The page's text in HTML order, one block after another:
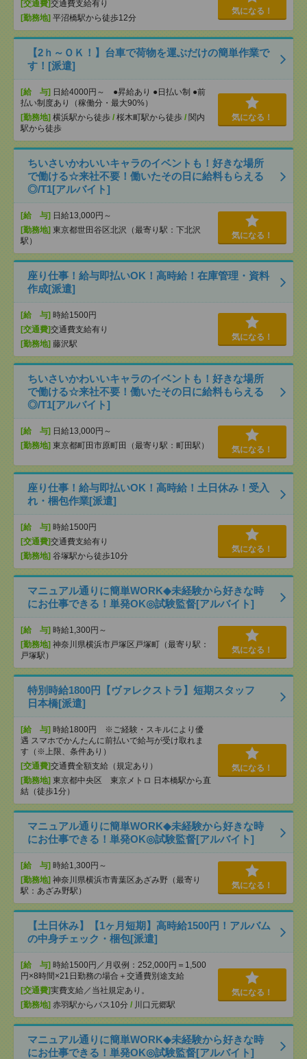
[交通費]交通費支給有り
[勤務地] 平沼橋駅から徒歩12分
気になる！
【2ｈ～ＯＫ！】台車で荷物を運ぶだけの簡単作業で
す！[派遣]
[給 与] 日給4000円～ ●昇給あり ●日払い制 ●前
払い制度あり（稼働分・最大90%）
[勤務地] 横浜駅から徒歩 / 桜木町駅から徒歩 / 関内
駅から徒歩
気になる！
ちいさいかわいいキャラのイベントも！好きな場所
で働ける☆来社不要！働いたその日に給料もらえる
◎/T1[アルバイト]
[給 与] 日給13,000円～
[勤務地] 東京都世田谷区北沢（最寄り駅：下北沢
駅）
気になる！
座り仕事！給与即払いOK！高時給！在庫管理・資料
作成[派遣]
[給 与] 時給1500円
[交通費]交通費支給有り
[勤務地] 藤沢駅
気になる！
ちいさいかわいいキャラのイベントも！好きな場所
で働ける☆来社不要！働いたその日に給料もらえる
◎/T1[アルバイト]
[給 与] 日給13,000円～
[勤務地] 東京都町田市原町田（最寄り駅：町田駅） 気になる！
座り仕事！給与即払いOK！高時給！土日休み！受入
れ・梱包作業[派遣]
[給 与] 時給1500円
[交通費]交通費支給有り
[勤務地] 谷塚駅から徒歩10分
気になる！
マニュアル通りに簡単WORK◆未経験から好きな時
にお仕事できる！単発OK◎試験監督[アルバイト]
[給 与] 時給1,300円～
[勤務地] 神奈川県横浜市戸塚区戸塚町（最寄り駅：
戸塚駅）
気になる！
特別時給1800円【ヴァレクストラ】短期スタッフ
日本橋[派遣]
[給 与] 時給1800円 ※ご経験・スキルにより優
遇 スマホでかんたんに前払いで給与が受け取れま
す（※上限、条件あり）
[交通費]交通費全額支給（規定あり）
[勤務地] 東京都中央区 東京メトロ 日本橋駅から直
結（徒歩1分）
気になる！
マニュアル通りに簡単WORK◆未経験から好きな時
にお仕事できる！単発OK◎試験監督[アルバイト]
[給 与] 時給1,300円～
[勤務地] 神奈川県横浜市青葉区あざみ野（最寄り
駅：あざみ野駅）
気になる！
【土日休み】【1ヶ月短期】高時給1500円！アルバム
の中身チェック・梱包[派遣]
[給 与] 時給1500円／月収例：252,000円＝1,500
円×8時間×21日勤務の場合＋交通費別途支給
[交通費]実費支給／当社規定あり。
[勤務地] 赤羽駅からバス10分 / 川口元郷駅
気になる！
マニュアル通りに簡単WORK◆未経験から好きな時
にお仕事できる！単発OK◎試験監督[アルバイト]